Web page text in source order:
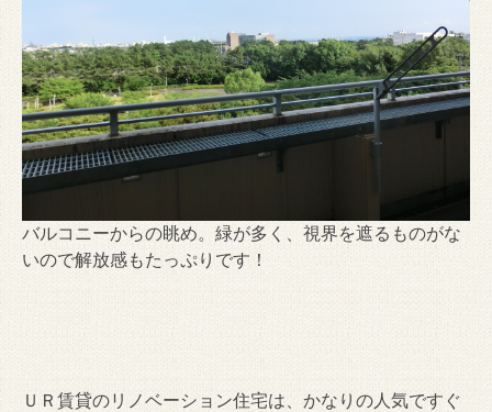
バルコニーからの眺め。緑が多く、視界を遮るものがな
いので解放感もたっぷりです！
ＵＲ賃貸のリノベーション住宅は、かなりの人気ですぐ